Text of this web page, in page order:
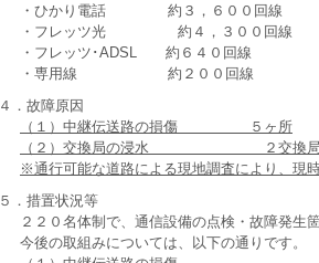
・ひかり電話 約３，６００回線
・フレッツ光 約４，３００回線
・フレッツ･ADSL 約６４０回線
・専用線 約２００回線
４．故障原因
（１）中継伝送路の損傷 ５ヶ所
（２）交換局の浸水 ２交換
※通行可能な道路による現地調査により、現
５．措置状況等
２２０名体制で、通信設備の点検・故障発生
今後の取組みについては、以下の通りです。